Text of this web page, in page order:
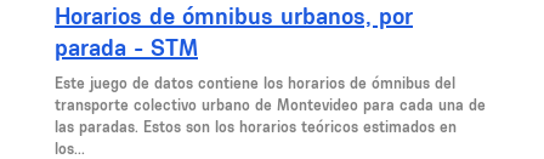
Horarios de ómnibus urbanos, por
parada - STM
Este juego de datos contiene los horarios de ómnibus del
transporte colectivo urbano de Montevideo para cada una de
las paradas. Estos son los horarios teóricos estimados en
los...